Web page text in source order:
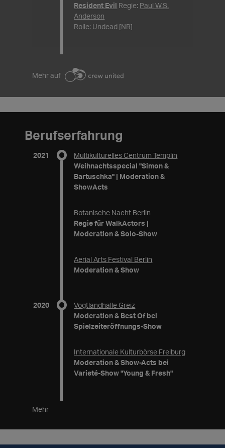
Resident Evil Regie: Paul W.S.
Anderson
Rolle: Undead [NR]
Mehr auf
Berufserfahrung
2021
Multikulturelles Centrum Templin
Weihnachtsspecial "Simon &
Bartuschka" | Moderation &
ShowActs
Botanische Nacht Berlin
Regie für WalkActors |
Moderation & Solo-Show
Aerial Arts Festival Berlin
Moderation & Show
2020
Vogtlandhalle Greiz
Moderation & Best Of bei
Spielzeiteröffnungs-Show
Internationale Kulturbörse Freiburg
Moderation & Show-Acts bei
Varieté-Show "Young & Fresh"
Mehr